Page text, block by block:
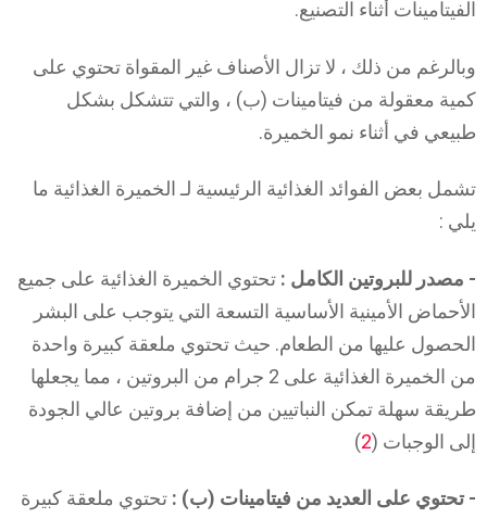
الفيتامينات أثناء التصنيع.
وبالرغم من ذلك ، لا تزال الأصناف غير المقواة تحتوي على
كمية معقولة من فيتامينات (ب) ، والتي تتشكل بشكل
طبيعي في أثناء نمو الخميرة.
تشمل بعض الفوائد الغذائية الرئيسية لـ الخميرة الغذائية ما
يلي :
- مصدر للبروتين الكامل : تحتوي الخميرة الغذائية على جميع
الأحماض الأمينية الأساسية التسعة التي يتوجب على البشر
الحصول عليها من الطعام. حيث تحتوي ملعقة كبيرة واحدة
من الخميرة الغذائية على 2 جرام من البروتين ، مما يجعلها
طريقة سهلة تمكن النباتيين من إضافة بروتين عالي الجودة
إلى الوجبات (2
)
- تحتوي على العديد من فيتامينات (ب) : تحتوي ملعقة كبيرة